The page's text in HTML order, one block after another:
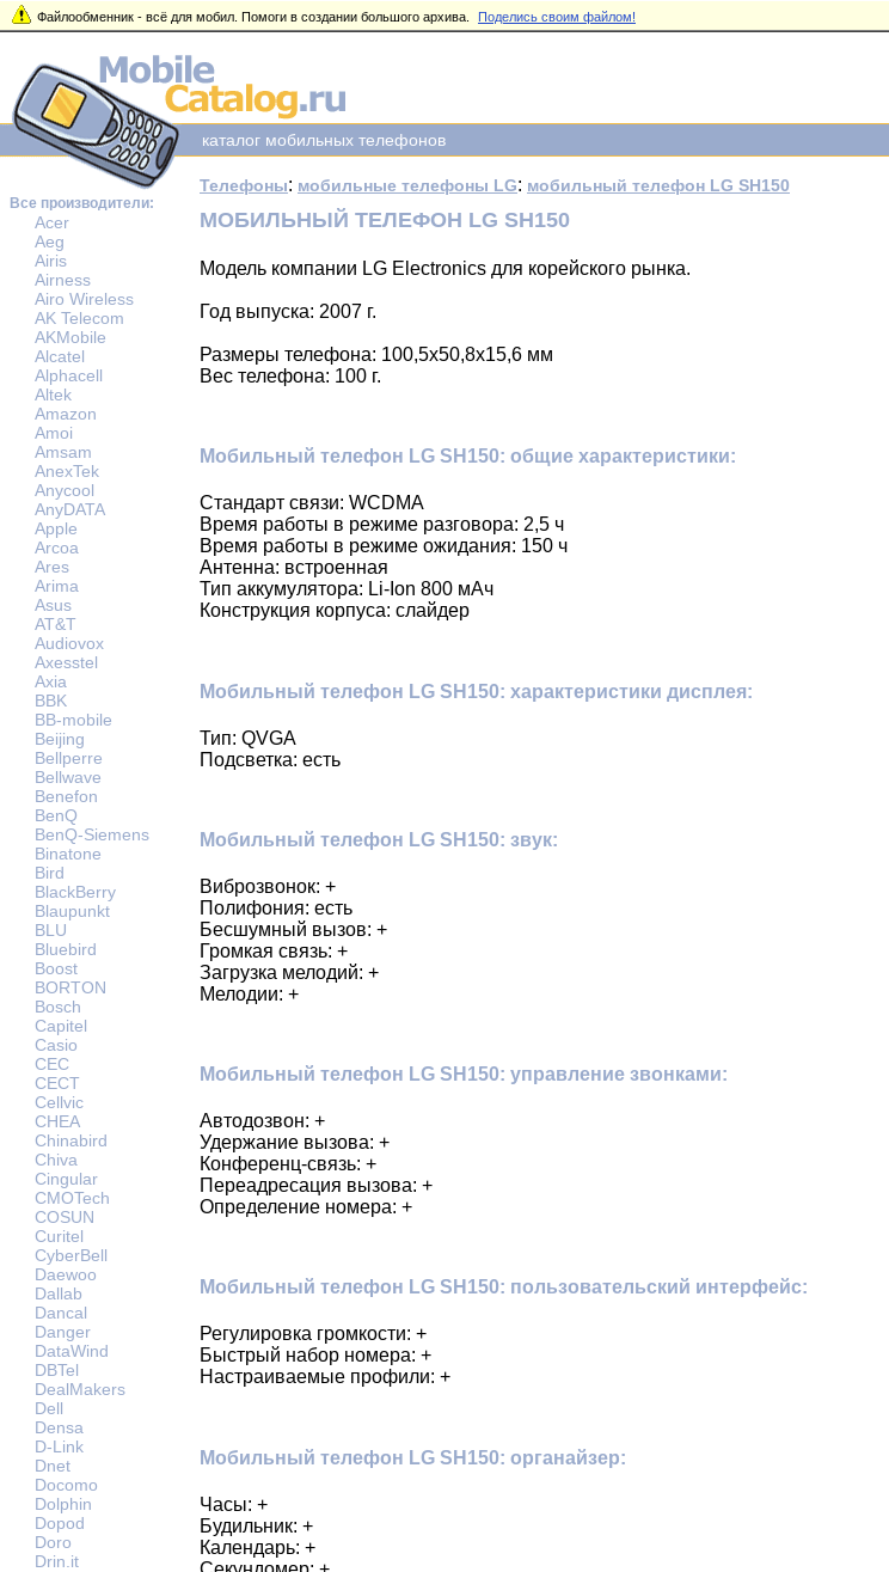
Файлообменник - всё для мобил. Помоги в создании большого архива. Поделись своим файлом!
Все производители:
Acer
Aeg
Airis
Airness
Airo Wireless
AK Telecom
AKMobile
Alcatel
Alphacell
Altek
Amazon
Amoi
Amsam
AnexTek
Anycool
AnyDATA
Apple
Arcoa
Ares
Arima
Asus
AT&T
Audiovox
Axesstel
Axia
BBK
BB-mobile
Beijing
Bellperre
Bellwave
Benefon
BenQ
BenQ-Siemens
Binatone
Bird
BlackBerry
Blaupunkt
BLU
Bluebird
Boost
BORTON
Bosch
Capitel
Casio
CEC
CECT
Cellvic
CHEA
Chinabird
Chiva
Cingular
CMOTech
COSUN
Curitel
CyberBell
Daewoo
Dallab
Dancal
Danger
DataWind
DBTel
DealMakers
Dell
Densa
D-Link
Dnet
Docomo
Dolphin
Dopod
Doro
Drin.it
каталог мобильных телефонов
Телефоны: мобильные телефоны LG: мобильный телефон LG SH150
МОБИЛЬНЫЙ ТЕЛЕФОН LG SH150
Модель компании LG Electronics для корейского рынка.
Год выпуска: 2007 г.
Размеры телефона: 100,5x50,8x15,6 мм
Вес телефона: 100 г.
Мобильный телефон LG SH150: общие характеристики:
Стандарт связи: WCDMA
Время работы в режиме разговора: 2,5 ч
Время работы в режиме ожидания: 150 ч
Антенна: встроенная
Тип аккумулятора: Li-Ion 800 мАч
Конструкция корпуса: слайдер
Мобильный телефон LG SH150: характеристики дисплея:
Тип: QVGA
Подсветка: есть
Мобильный телефон LG SH150: звук:
Виброзвонок: +
Полифония: есть
Бесшумный вызов: +
Громкая связь: +
Загрузка мелодий: +
Мелодии: +
Мобильный телефон LG SH150: управление звонками:
Автодозвон: +
Удержание вызова: +
Конференц-связь: +
Переадресация вызова: +
Определение номера: +
Мобильный телефон LG SH150: пользовательский интерфейс:
Регулировка громкости: +
Быстрый набор номера: +
Настраиваемые профили: +
Мобильный телефон LG SH150: органайзер:
Часы: +
Будильник: +
Календарь: +